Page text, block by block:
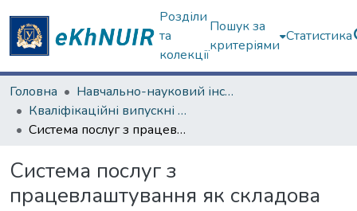
Розділи
та
колекції
Пошук за
критеріями
Статистика
Головна
Навчально-науковий інститут соціології та медіакомунікацій
Кваліфікаційні випускні роботи бакалаврів. Навчально-науковий інститут соціології та медіакомунікацій
Система послуг з працевлаштування як складова соціальної роботи з молоддю
Система послуг з
працевлаштування як складова